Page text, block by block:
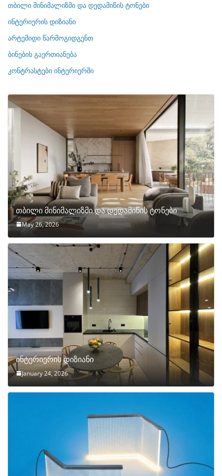
ო
რ
ბ
ი
თბილი მინიმალიზმი და დედამიწის ტონები
ინტერიერის დიზიანი
არტემიდი წარმოგიდგენთ
ბინების გაერთიანება
კონტრასტები ინტერიერში
თბილი მინიმალიზმი და დედამიწის ტონები
May 26, 2026
ინტერიერის დიზიანი
January 24, 2026